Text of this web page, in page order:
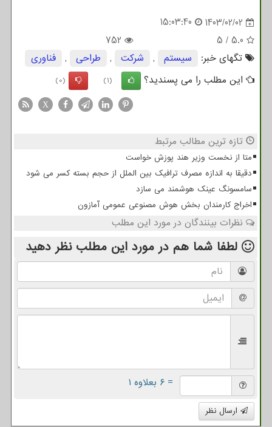
1403/02/02
15:03:40
5.0
/
5
752
تگهای خبر:
سیستم , شركت , طراحی ,
فناوری
این مطلب را می پسندید؟
(1)
(0)
X
تازه ترین مطالب مرتبط
متا از نخست وزیر هند پوزش خواست
دقیقا به اندازه مصرف ترافیک بین الملل از حجم بسته کسر می شود
سامسونگ عینک هوشمند می سازد
اخراج کارمندان بخش هوش مصنوعی عمومی آمازون
نظرات بینندگان در مورد این مطلب
لطفا شما هم در مورد این مطلب نظر دهید
= ۶ بعلاوه ۱
ارسال نظر